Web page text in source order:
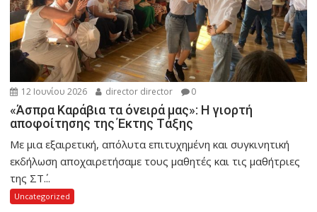
12 Ιουνίου 2026 director director 0
«Άσπρα Καράβια τα όνειρά μας»: Η γιορτή
αποφοίτησης της Έκτης Τάξης
Με μια εξαιρετική, απόλυτα επιτυχημένη και συγκινητική
εκδήλωση αποχαιρετήσαμε τους μαθητές και τις μαθήτριες
της ΣΤ΄...
Uncategorized